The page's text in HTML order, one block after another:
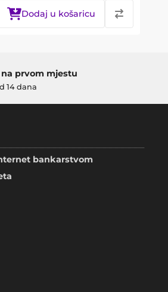
Dodaj u košaricu
prvom mjestu
14 dana
bankarstvom